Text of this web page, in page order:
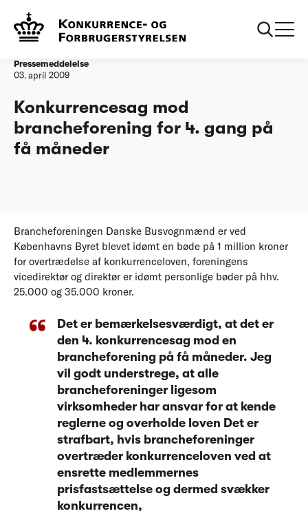
Forside
måneder
Pressemeddelelse
03. april 2009
Konkurrencesag mod
brancheforening for 4. gang på
få måneder
Brancheforeningen Danske Busvognmænd er ved
Københavns Byret blevet idømt en bøde på 1 million kroner
for overtrædelse af konkurrenceloven, foreningens
vicedirektør og direktør er idømt personlige bøder på hhv.
25.000 og 35.000 kroner.
Det er bemærkelsesværdigt, at det er
den 4. konkurrencesag mod en
brancheforening på få måneder. Jeg
vil godt understrege, at alle
brancheforeninger ligesom
virksomheder har ansvar for at kende
reglerne og overholde loven Det er
strafbart, hvis brancheforeninger
overtræder konkurrenceloven ved at
ensrette medlemmernes
prisfastsættelse og dermed svækker
konkurrencen,